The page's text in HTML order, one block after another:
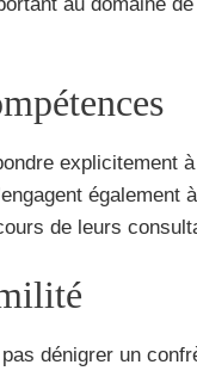
explicitement
de leurs
dénigrer un